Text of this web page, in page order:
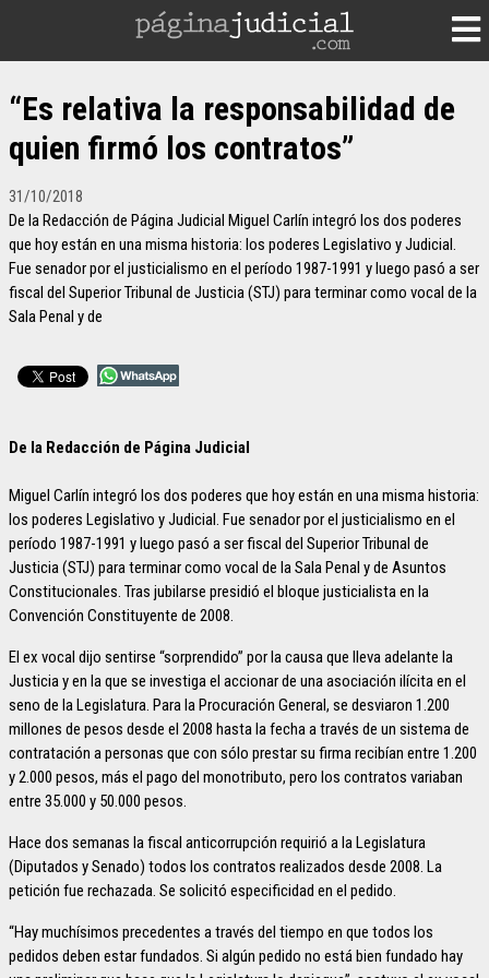
“Es relativa la responsabilidad de
quien firmó los contratos”
31/10/2018
De la Redacción de Página Judicial Miguel Carlín integró los dos poderes
que hoy están en una misma historia: los poderes Legislativo y Judicial.
Fue senador por el justicialismo en el período 1987-1991 y luego pasó a ser
fiscal del Superior Tribunal de Justicia (STJ) para terminar como vocal de la
Sala Penal y de
De la Redacción de Página Judicial
Miguel Carlín integró los dos poderes que hoy están en una misma historia:
los poderes Legislativo y Judicial. Fue senador por el justicialismo en el
período 1987-1991 y luego pasó a ser fiscal del Superior Tribunal de
Justicia (STJ) para terminar como vocal de la Sala Penal y de Asuntos
Constitucionales. Tras jubilarse presidió el bloque justicialista en la
Convención Constituyente de 2008.
El ex vocal dijo sentirse “sorprendido” por la causa que lleva adelante la
Justicia y en la que se investiga el accionar de una asociación ilícita en el
seno de la Legislatura. Para la Procuración General, se desviaron 1.200
millones de pesos desde el 2008 hasta la fecha a través de un sistema de
contratación a personas que con sólo prestar su firma recibían entre 1.200
y 2.000 pesos, más el pago del monotributo, pero los contratos variaban
entre 35.000 y 50.000 pesos.
Hace dos semanas la fiscal anticorrupción requirió a la Legislatura
(Diputados y Senado) todos los contratos realizados desde 2008. La
petición fue rechazada. Se solicitó especificidad en el pedido.
“Hay muchísimos precedentes a través del tiempo en que todos los
pedidos deben estar fundados. Si algún pedido no está bien fundado hay